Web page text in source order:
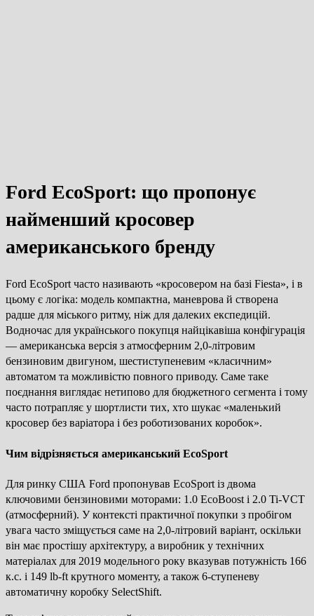
Ford EcoSport: що пропонує
найменший кросовер
американського бренду
Ford EcoSport часто називають «кросовером на базі Fiesta», і в
цьому є логіка: модель компактна, маневрова й створена
радше для міського ритму, ніж для далеких експедицій.
Водночас для українського покупця найцікавіша конфігурація
— американська версія з атмосферним 2,0-літровим
бензиновим двигуном, шестиступеневим «класичним»
автоматом та можливістю повного приводу. Саме таке
поєднання виглядає нетипово для бюджетного сегмента і тому
часто потрапляє у шортлисти тих, хто шукає «маленький
кросовер без варіатора і без роботизованих коробок».
Чим відрізняється американський EcoSport
Для ринку США Ford пропонував EcoSport із двома
ключовими бензиновими моторами: 1.0 EcoBoost і 2.0 Ti-VCT
(атмосферний). У контексті практичної покупки з пробігом
увага часто зміщується саме на 2,0-літровий варіант, оскільки
він має простішу архітектуру, а виробник у технічних
матеріалах для 2019 модельного року вказував потужність 166
к.с. і 149 lb-ft крутного моменту, а також 6-ступеневу
автоматичну коробку SelectShift.